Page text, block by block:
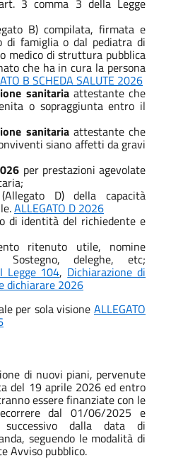
3 comma 3 della Legge
B) compilata, firmata e
di famiglia o dal pediatra di
medico di struttura pubblica
che ha in cura la persona
B SCHEDA SALUTE 2026
sanitariaattestante che
o sopraggiunta entro il
sanitariaattestante che
siano affetti da gravi
per prestazioni agevolate
(Allegato D) della capacità
ALLEGATO D 2026
di identità del richiedente e
ritenuto utile, nomine
deleghe, etc;
Legge 104, Dichiarazione di
dichiarare 2026
per sola visione ALLEGATO
di nuovi piani, pervenute
del 19 aprile 2026 ed entro
essere finanziate con le
dal 01/06/2025 e
dalla data di
seguendo le modalità di
Avviso pubblico.